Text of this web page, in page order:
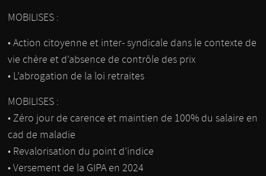
MOBILISES :
• Action citoyenne et inter- syndicale dans le contexte de
vie chère et d’absence de contrôle des prix
• L’abrogation de la loi retraites
MOBILISES :
• Zéro jour de carence et maintien de 100% du salaire en
cad de maladie
• Revalorisation du point d’indice
• Versement de la GIPA en 2024